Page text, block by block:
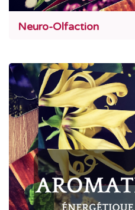
Neuro-Olfaction